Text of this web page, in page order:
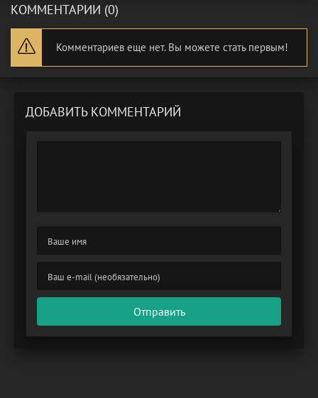
КОММЕНТАРИИ (0)
Комментариев еще нет. Вы можете стать первым!
ДОБАВИТЬ КОММЕНТАРИЙ
Отправить